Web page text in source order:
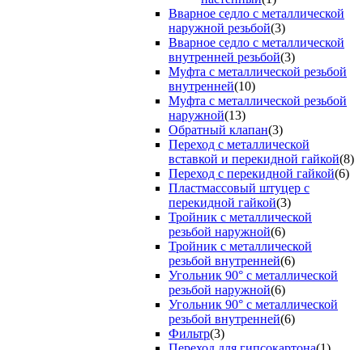
Вварное седло с металлической
наружной резьбой(3)
Вварное седло с металлической
внутренней резьбой(3)
Муфта с металлической резьбой
внутренней(10)
Муфта с металлической резьбой
наружной(13)
Обратный клапан(3)
Переход с металлической
вставкой и перекидной гайкой(8)
Переход с перекидной гайкой(6)
Пластмассовый штуцер с
перекидной гайкой(3)
Тройник с металлической
резьбой наружной(6)
Тройник с металлической
резьбой внутренней(6)
Угольник 90° с металлической
резьбой наружной(6)
Угольник 90° с металлической
резьбой внутренней(6)
Фильтр(3)